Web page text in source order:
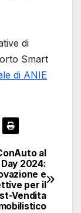
di
Smart
di ANIE
al
2024:
e
per il
Vendita